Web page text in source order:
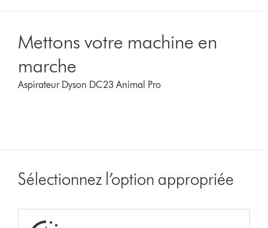
Mettons votre machine en
marche
Aspirateur Dyson DC23 Animal Pro
Sélectionnez l’option appropriée